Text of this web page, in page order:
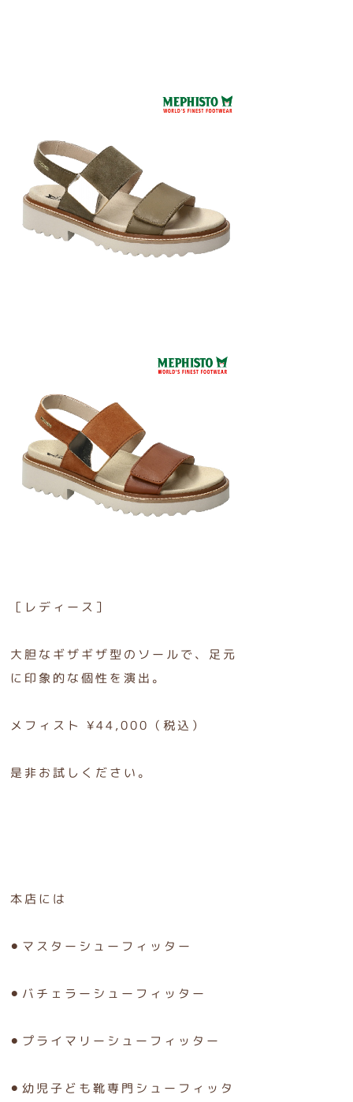
［レディース］
大胆なギザギザ型のソールで、足元
に印象的な個性を演出。
メフィスト ¥44,000（税込）
是非お試しください。
本店には
⚫︎マスターシューフィッター
⚫︎バチェラーシューフィッター
⚫︎プライマリーシューフィッター
⚫︎幼児子ども靴専門シューフィッタ